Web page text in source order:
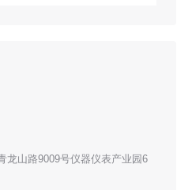
龙山路9009号仪器仪表产业园6